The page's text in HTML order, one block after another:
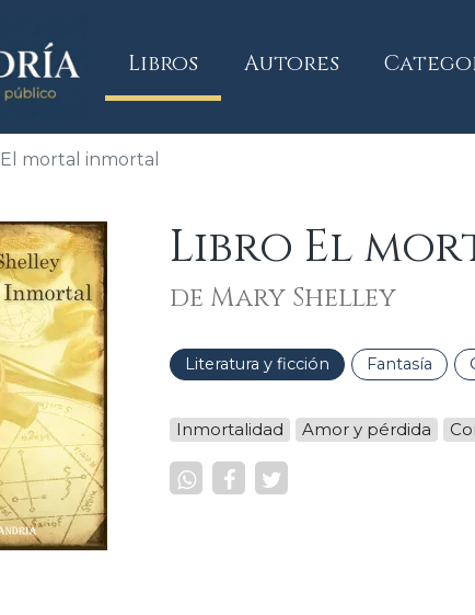
Libros(current)
Autores
El mortal inmortal
Libro El
de Mary Shelley
Literatura y ficción Fantasía
Inmortalidad Amor y pérdida